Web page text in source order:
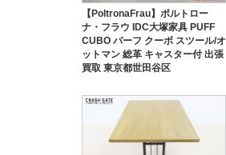
【PoltronaFrau】ポルトロー
ナ・フラウ IDC大塚家具 PUFF
CUBO パーフ クーボ スツール/オ
ットマン 総革 キャスター付 出張
買取 東京都世田谷区